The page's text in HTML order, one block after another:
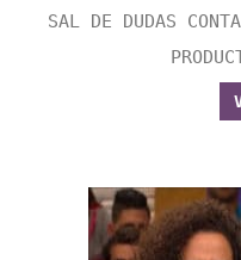
SAL DE DUDAS